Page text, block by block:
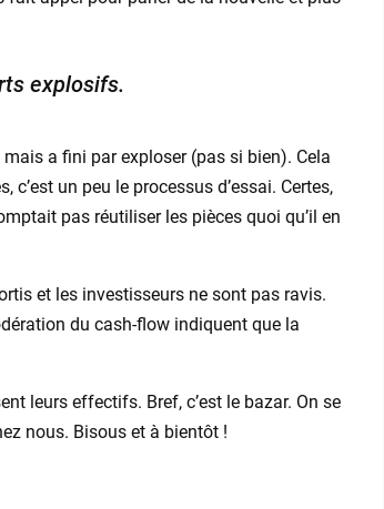
explosifs.
a fini par exploser (pas si bien). Cela
un peu le processus d’essai. Certes,
pas réutiliser les pièces quoi qu’il en
et les investisseurs ne sont pas ravis.
du cash-flow indiquent que la
leurs effectifs. Bref, c’est le bazar. On se
nous. Bisous et à bientôt !